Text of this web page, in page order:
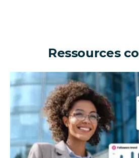
Ressources
Une entreprise peut-elle